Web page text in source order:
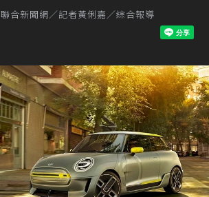
聯合新聞網／記者黃俐嘉／綜合報導